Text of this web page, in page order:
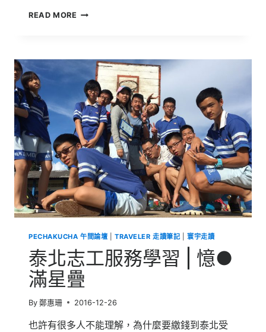
READ MORE 泰
服
習
|
愛
很
公
平，
總
能
分
享
到
世
PECHAKUCHA 午間論壇 |TRAVELER 走讀筆記|寰宇走讀
泰北志工服務學習 | 憶●
滿星疊
By 鄭惠珊 2016-12-26
也許有很多人不能理解，為什麼要繳錢到泰北受